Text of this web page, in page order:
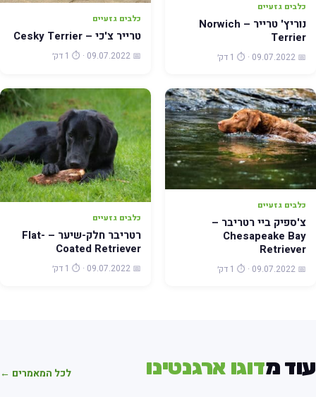
כלבים גזעיים
נוריץ' טרייר – Norwich
Terrier
📅 09.07.2022 · ⏱️ 1 דק׳
כלבים גזעיים
טרייר צ'כי – Cesky Terrier
📅 09.07.2022 · ⏱️ 1 דק׳
כלבים גזעיים
צ'ספיק ביי רטריבר –
Chesapeake Bay
Retriever
📅 09.07.2022 · ⏱️ 1 דק׳
כלבים גזעיים
רטריבר חלק-שיער – Flat-
Coated Retriever
📅 09.07.2022 · ⏱️ 1 דק׳
עוד מדוגו ארגנטינו לכל המאמרים ←